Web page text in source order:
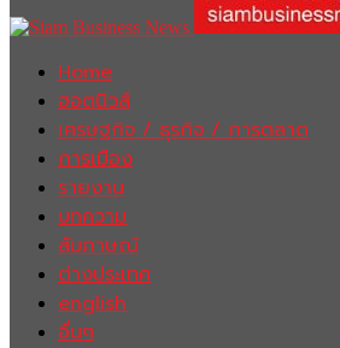
Home
ฮอตนิวส์
เศรษฐกิจ / ธุรกิจ / การตลาด
การเมือง
รายงาน
บทความ
สัมภาษณ์
ต่างประเทศ
english
อื่นๆ